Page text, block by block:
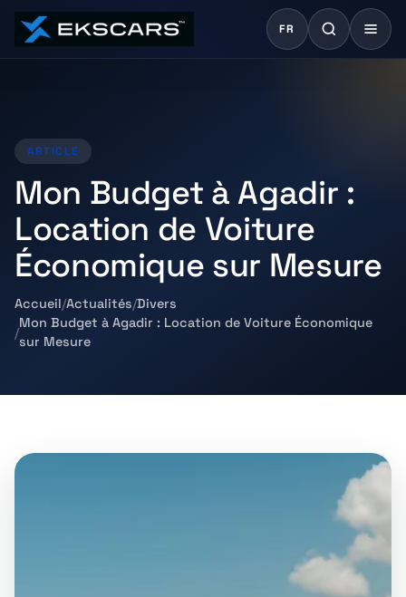
FR
ARTICLE
Mon Budget à Agadir :
Location de Voiture
Économique sur Mesure
Accueil Actualités Divers
Mon Budget à Agadir : Location de Voiture Économique
sur Mesure